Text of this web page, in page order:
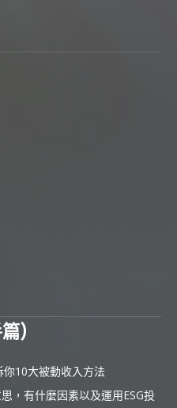
)
10大被動收入方法
思，有什麼因素以及運用ESG投